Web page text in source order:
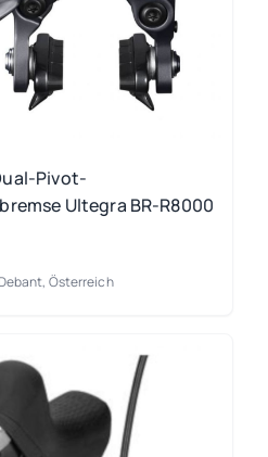
Pivot-
Ultegra BR-R8000
Österreich